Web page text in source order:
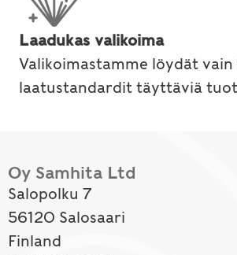
Laadukas valikoima
Valikoimastamme löydät
laatustandardit täyttäviä
Oy Samhita Ltd
Salopolku 7
56120 Salosaari
Finland